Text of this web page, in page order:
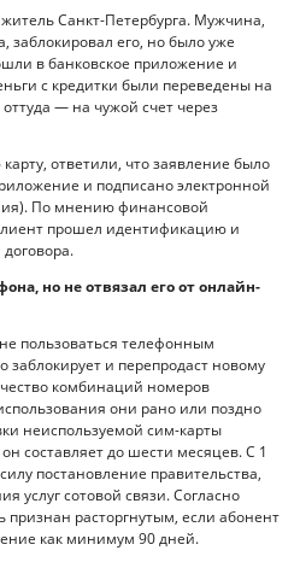
Санкт-Петербурга. Мужчина,
заблокировал его, но было уже
в банковское приложение и
с кредитки были переведены на
— на чужой счет через
ответили, что заявление было
и подписано электронной
По мнению финансовой
прошел идентификацию и
но не отвязал его от онлайн-
пользоваться телефонным
заблокирует и перепродаст новому
комбинаций номеров
они рано или поздно
неиспользуемой сим-карты
составляет до шести месяцев. С 1
постановление правительства,
услуг сотовой связи. Согласно
признан расторгнутым, если абонент
как минимум 90 дней.